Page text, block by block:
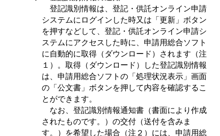
登記識別情報は、登記・供託オンライン申請
システムにログインした時又は「更新」ボタン
を押すなどして、登記・供託オンライン申請シ
ステムにアクセスした時に、申請用総合ソフト
に自動的に取得（ダウンロード）されます（注
１）。取得（ダウンロード）した登記識別情報
は、申請用総合ソフトの「処理状況表示」画面
の「公文書」ボタンを押して内容を確認するこ
とができます。
なお、登記識別情報通知書（書面により作成
されたものです。）の交付（送付を含みま
す。）を希望した場合（注２）には、申請用総